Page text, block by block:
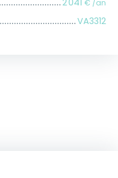
€ /an
VA3312